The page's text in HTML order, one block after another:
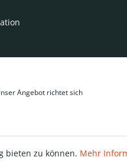
Angebot richtet sich
bieten zu können. Mehr